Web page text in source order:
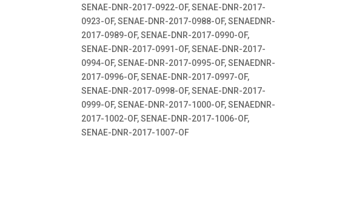
SENAE-DNR-2017-0922-OF, SENAE-DNR-2017-
0923-OF, SENAE-DNR-2017-0988-OF, SENAEDNR-
2017-0989-OF, SENAE-DNR-2017-0990-OF,
SENAE-DNR-2017-0991-OF, SENAE-DNR-2017-
0994-OF, SENAE-DNR-2017-0995-OF, SENAEDNR-
2017-0996-OF, SENAE-DNR-2017-0997-OF,
SENAE-DNR-2017-0998-OF, SENAE-DNR-2017-
0999-OF, SENAE-DNR-2017-1000-OF, SENAEDNR-
2017-1002-OF, SENAE-DNR-2017-1006-OF,
SENAE-DNR-2017-1007-OF